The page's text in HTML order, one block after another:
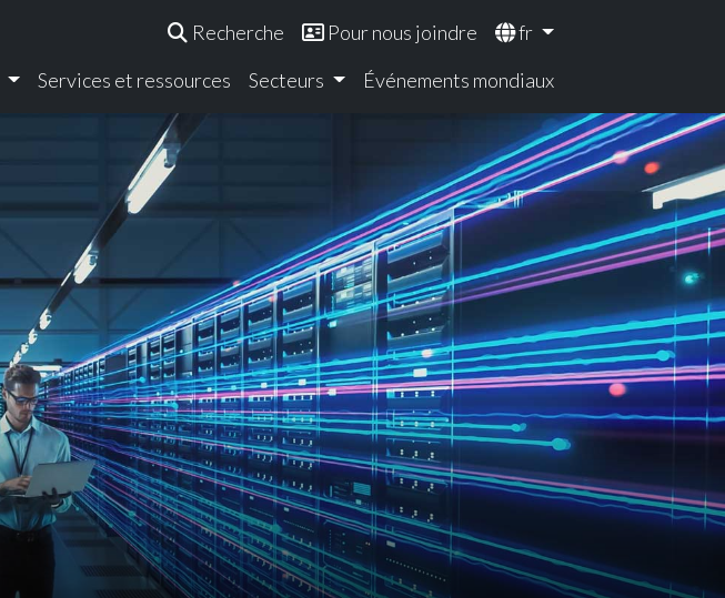
Recherche Pour nous joindre
fr
Services et ressources Secteurs Événements mondiaux